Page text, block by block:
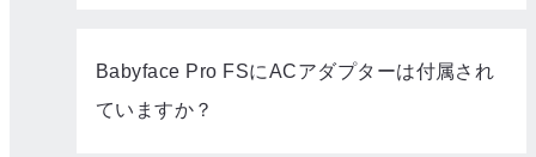
Babyface Pro FSにACアダプターは付属され
ていますか？